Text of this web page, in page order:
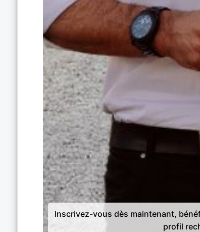
Inscrivez-vous dès maintenant,
profil